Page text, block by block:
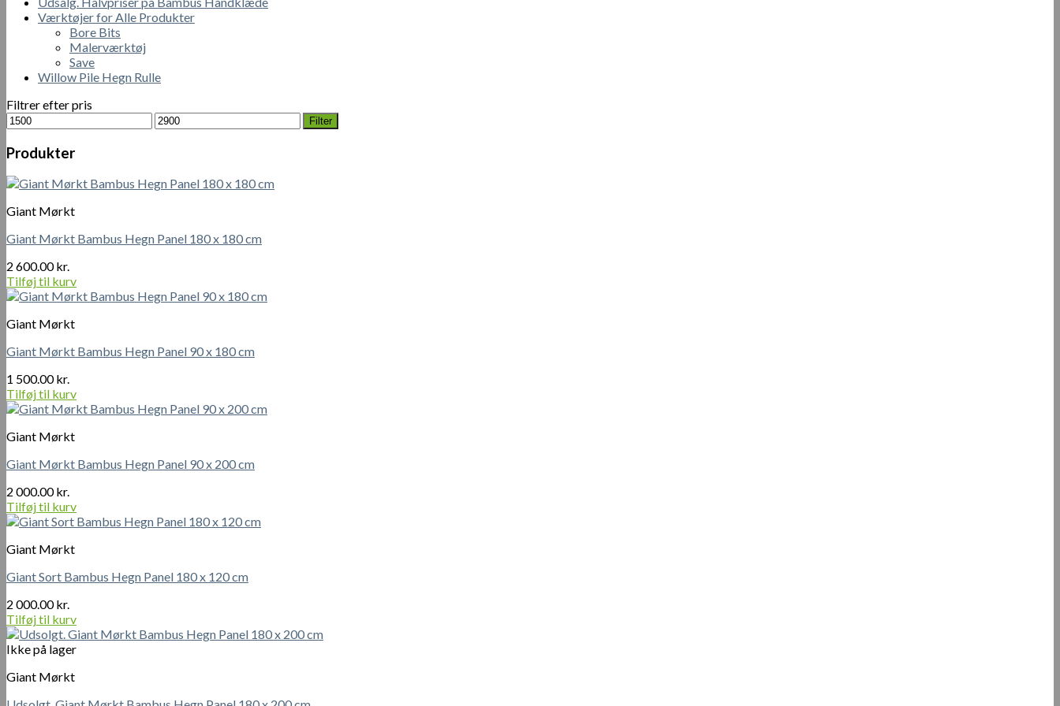
Værktøjer for Alle Produkter
Bore Bits
Malerværktøj
Save
Willow Pile Hegn Rulle
Filtrer efter pris
Mindste
pris
Højeste
pris
Filter
Produkter
Giant Mørkt
Giant Mørkt Bambus Hegn Panel 180 x 180 cm
2 600.00kr.
Tilføj til kurv
Giant Mørkt
Giant Mørkt Bambus Hegn Panel 90 x 180 cm
1 500.00kr.
Tilføj til kurv
Giant Mørkt
Giant Mørkt Bambus Hegn Panel 90 x 200 cm
2 000.00kr.
Tilføj til kurv
Giant Mørkt
Giant Sort Bambus Hegn Panel 180 x 120 cm
2 000.00kr.
Tilføj til kurv
Ikke på lager
Giant Mørkt